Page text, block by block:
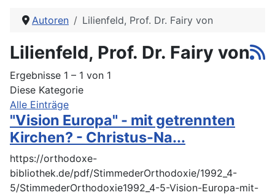
Autoren Lilienfeld, Prof. Dr. Fairy von
Lilienfeld, Prof. Dr. Fairy von
Ergebnisse 1 – 1 von 1
Diese Kategorie
Alle Einträge
"Vision Europa" - mit getrennten
Kirchen? - Christus-Na...
https://orthodoxe-
bibliothek.de/pdf/StimmederOrthodoxie/1992_4-
5/StimmederOrthodoxie1992_4-5-Vision-Europa-mit-